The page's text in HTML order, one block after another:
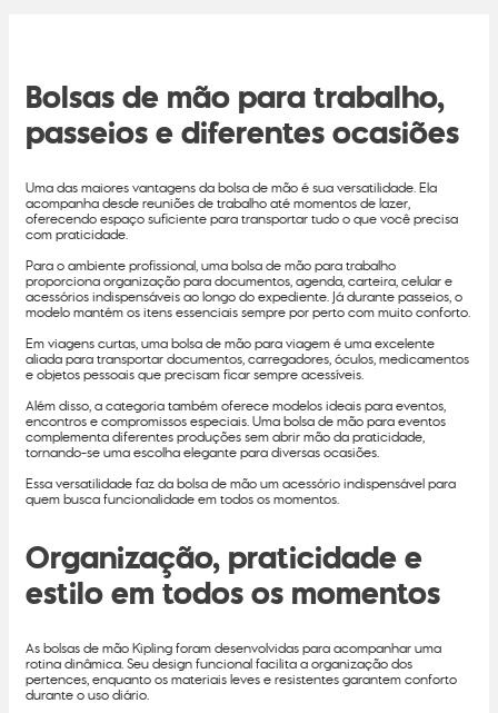
Bolsas de mão para trabalho,
passeios e diferentes ocasiões
Uma das maiores vantagens da bolsa de mão é sua versatilidade. Ela
acompanha desde reuniões de trabalho até momentos de lazer,
oferecendo espaço suficiente para transportar tudo o que você precisa
com praticidade.
Para o ambiente profissional, uma bolsa de mão para trabalho
proporciona organização para documentos, agenda, carteira, celular e
acessórios indispensáveis ao longo do expediente. Já durante passeios, o
modelo mantém os itens essenciais sempre por perto com muito conforto.
Em viagens curtas, uma bolsa de mão para viagem é uma excelente
aliada para transportar documentos, carregadores, óculos, medicamentos
e objetos pessoais que precisam ficar sempre acessíveis.
Além disso, a categoria também oferece modelos ideais para eventos,
encontros e compromissos especiais. Uma bolsa de mão para eventos
complementa diferentes produções sem abrir mão da praticidade,
tornando-se uma escolha elegante para diversas ocasiões.
Essa versatilidade faz da bolsa de mão um acessório indispensável para
quem busca funcionalidade em todos os momentos.
Organização, praticidade e
estilo em todos os momentos
As bolsas de mão Kipling foram desenvolvidas para acompanhar uma
rotina dinâmica. Seu design funcional facilita a organização dos
pertences, enquanto os materiais leves e resistentes garantem conforto
durante o uso diário.